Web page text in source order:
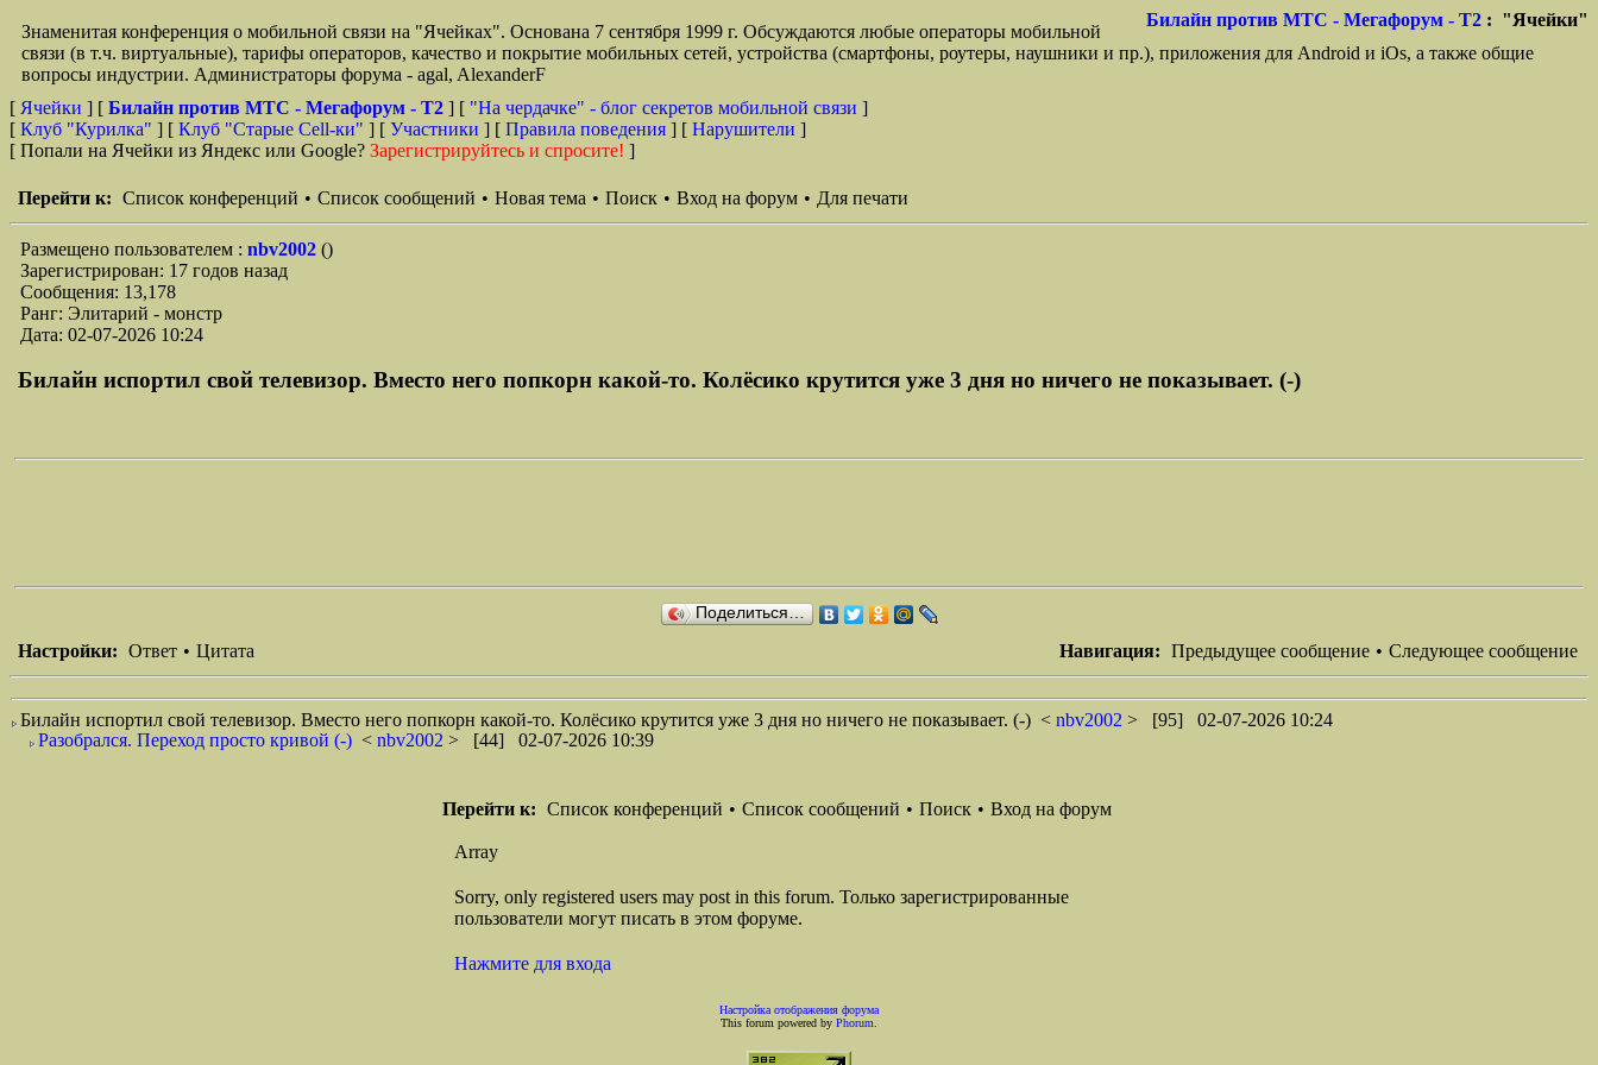
Билайн против МТС - Мегафорум - T2 : "Ячейки"
Знаменитая конференция о мобильной связи на "Ячейках". Основана 7 сентября 1999 г. Обсуждаются любые операторы мобильной
связи (в т.ч. виртуальные), тарифы операторов, качество и покрытие мобильных сетей, устройства (смартфоны, роутеры, наушники и пр.), приложения для Android и iOs, а также общие
вопросы индустрии. Администраторы форума - agal, AlexanderF
[ Ячейки ] [ Билайн против МТС - Мегафорум - T2 ] [ "На чердачке" - блог секретов мобильной связи ]
[ Клуб "Курилка" ] [ Клуб "Старые Сell-ки" ] [ Участники ] [ Правила поведения ] [ Нарушители ]
[ Попали на Ячейки из Яндекс или Google? Зарегистрируйтесь и спросите! ]
Перейти к: Список конференций • Список сообщений • Новая тема • Поиск • Вход на форум • Для печати
Размещено пользователем : nbv2002 ()
Зарегистрирован: 17 годов назад
Сообщения: 13,178
Ранг: Элитарий - монстр
Дата: 02-07-2026 10:24
Билайн испортил свой телевизор. Вместо него попкорн какой-то. Колёсико крутится уже 3 дня но ничего не показывает. (-)
Поделиться…
Навигация: Предыдущее сообщение • Следующее сообщение
Настройки: Ответ • Цитата
Билайн испортил свой телевизор. Вместо него попкорн какой-то. Колёсико крутится уже 3 дня но ничего не показывает. (-) < nbv2002 > [95] 02-07-2026 10:24
Разобрался. Переход просто кривой (-) < nbv2002 > [44] 02-07-2026 10:39
Перейти к: Список конференций • Список сообщений • Поиск • Вход на форум
Array
Sorry, only registered users may post in this forum. Только зарегистрированные
пользователи могут писать в этом форуме.
Нажмите для входа
Настройка отображения форума
This forum powered by Phorum